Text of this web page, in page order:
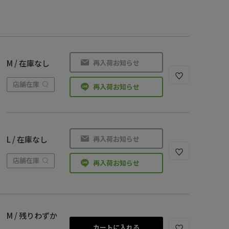
M / 在庫なし
店舗在庫
再入荷お知らせ
再入荷お知らせ
L / 在庫なし
店舗在庫
再入荷お知らせ
再入荷お知らせ
M / 残りわずか
カートに入れる